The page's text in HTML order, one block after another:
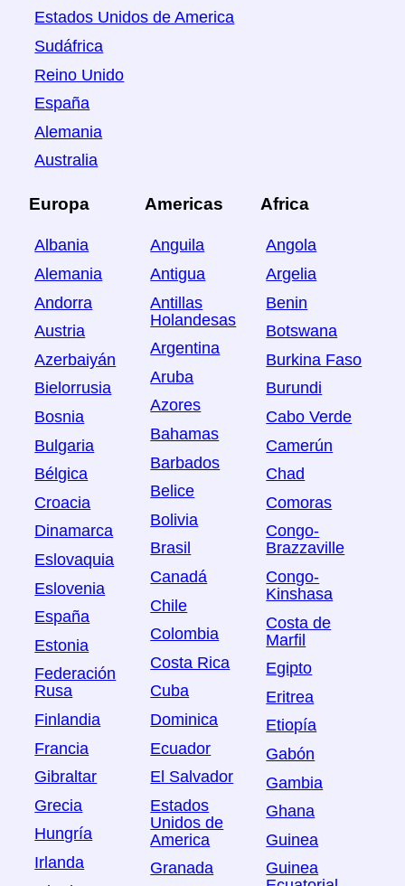
Estados Unidos de America
Sudáfrica
Reino Unido
España
Alemania
Australia
Europa
Albania
Alemania
Andorra
Austria
Azerbaiyán
Bielorrusia
Bosnia
Bulgaria
Bélgica
Croacia
Dinamarca
Eslovaquia
Eslovenia
España
Estonia
Federación
Rusa
Finlandia
Francia
Gibraltar
Grecia
Hungría
Irlanda
Americas
Anguila
Antigua
Antillas
Holandesas
Argentina
Aruba
Azores
Bahamas
Barbados
Belice
Bolivia
Brasil
Canadá
Chile
Colombia
Costa Rica
Cuba
Dominica
Ecuador
El Salvador
Estados
Unidos de
America
Granada
Africa
Angola
Argelia
Benin
Botswana
Burkina Faso
Burundi
Cabo Verde
Camerún
Chad
Comoras
Congo-
Brazzaville
Congo-
Kinshasa
Costa de
Marfil
Egipto
Eritrea
Etiopía
Gabón
Gambia
Ghana
Guinea
Guinea